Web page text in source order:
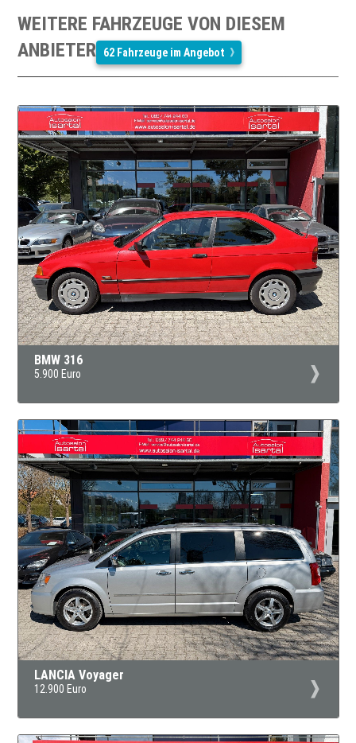
WEITERE FAHRZEUGE VON DIESEM
ANBIETER 62 Fahrzeuge im Angebot
BMW 316
5.900 Euro
LANCIA Voyager
12.900 Euro